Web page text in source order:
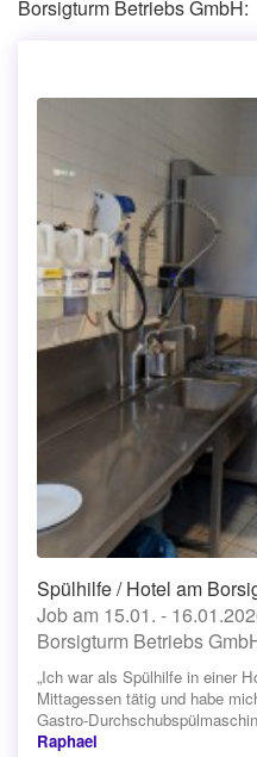
Borsigturm Betriebs GmbH:
Spülhilfe / Hotel am
Job am 15.01. -
Borsigturm Betriebs
„Ich war als Spülhilfe in einer
Mittagessen tätig und habe
Gastro-
Raphael